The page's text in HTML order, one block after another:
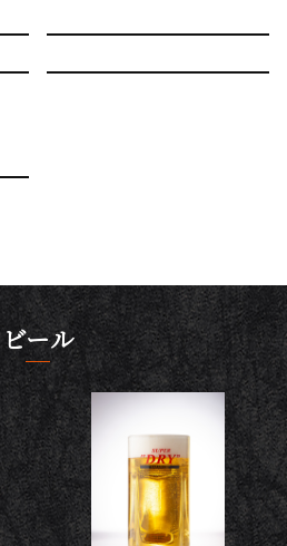
ビール